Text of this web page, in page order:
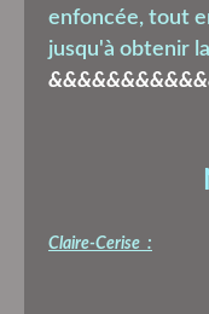
Claire-Cerise :
enfoncée, tout
jusqu'à obtenir